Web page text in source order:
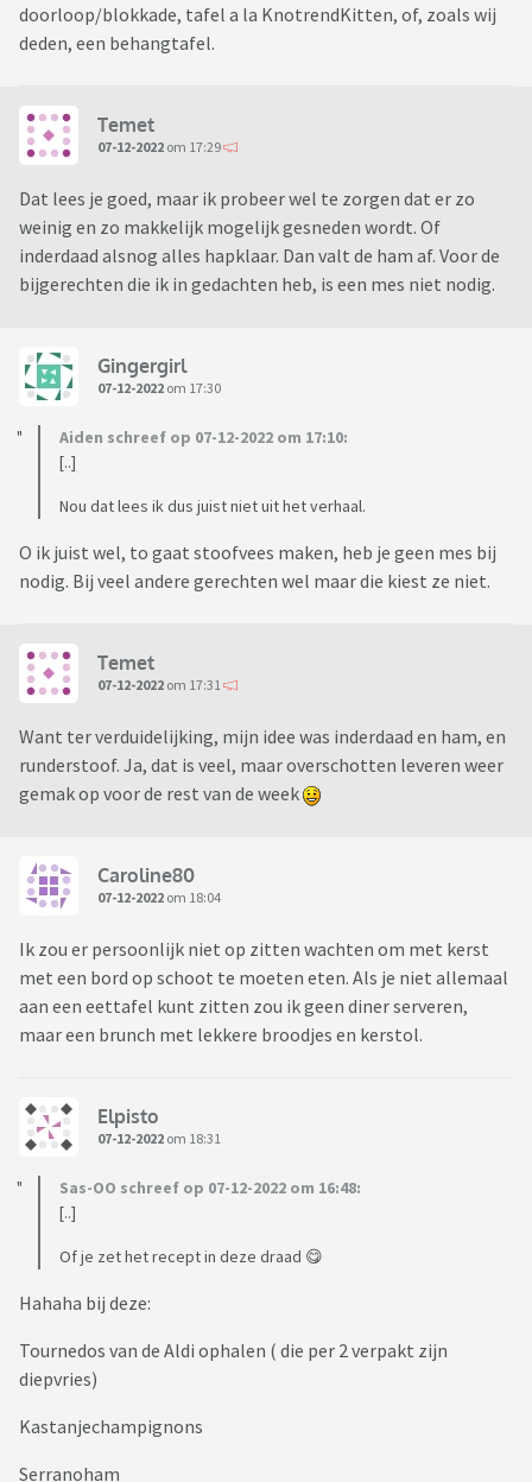
doorloop/blokkade, tafel a la KnotrendKitten, of, zoals wij
deden, een behangtafel.
Temet
07-12-2022 om 17:29
Dat lees je goed, maar ik probeer wel te zorgen dat er zo
weinig en zo makkelijk mogelijk gesneden wordt. Of
inderdaad alsnog alles hapklaar. Dan valt de ham af. Voor de
bijgerechten die ik in gedachten heb, is een mes niet nodig.
Gingergirl
07-12-2022 om 17:30
Aiden schreef op 07-12-2022 om 17:10:
[..]
Nou dat lees ik dus juist niet uit het verhaal.
O ik juist wel, to gaat stoofvees maken, heb je geen mes bij
nodig. Bij veel andere gerechten wel maar die kiest ze niet.
Temet
07-12-2022 om 17:31
Want ter verduidelijking, mijn idee was inderdaad en ham, en
runderstoof. Ja, dat is veel, maar overschotten leveren weer
gemak op voor de rest van de week
Caroline80
07-12-2022 om 18:04
Ik zou er persoonlijk niet op zitten wachten om met kerst
met een bord op schoot te moeten eten. Als je niet allemaal
aan een eettafel kunt zitten zou ik geen diner serveren,
maar een brunch met lekkere broodjes en kerstol.
Elpisto
07-12-2022 om 18:31
Sas-OO schreef op 07-12-2022 om 16:48:
[..]
Of je zet het recept in deze draad 😋
Hahaha bij deze:
Tournedos van de Aldi ophalen ( die per 2 verpakt zijn
diepvries)
Kastanjechampignons
Serranoham